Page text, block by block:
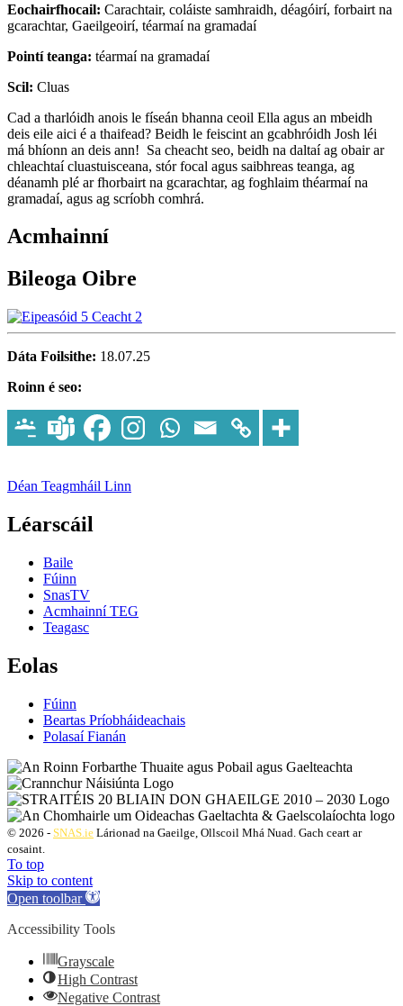
Eochairfhocail: Carachtair, coláiste samhraidh, déagóirí, forbairt na
gcarachtar, Gaeilgeoirí, téarmaí na gramadaí
Pointí teanga: téarmaí na gramadaí
Scil: Cluas
Cad a tharlóidh anois le físeán bhanna ceoil Ella agus an mbeidh
deis eile aici é a thaifead? Beidh le feiscint an gcabhróidh Josh léi
má bhíonn an deis ann! Sa cheacht seo, beidh na daltaí ag obair ar
chleachtaí cluastuisceana, stór focal agus saibhreas teanga, ag
déanamh plé ar fhorbairt na gcarachtar, ag foghlaim théarmaí na
gramadaí, agus ag scríobh comhrá.
Acmhainní
Bileoga Oibre
Dáta Foilsithe: 18.07.25
Roinn é seo:
Déan Teagmháil Linn
Léarscáil
Baile
Fúinn
SnasTV
Acmhainní TEG
Teagasc
Eolas
Fúinn
Beartas Príobháideachais
Polasaí Fianán
© 2026 - SNAS.ie Lárionad na Gaeilge, Ollscoil Mhá Nuad. Gach ceart ar
cosaint.
To top
Skip to content
Open toolbar
Accessibility Tools
Grayscale
High Contrast
Negative Contrast